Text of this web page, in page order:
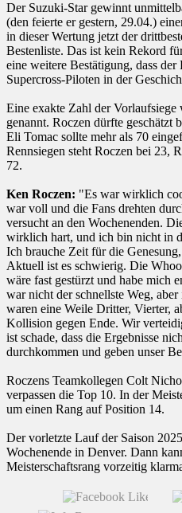
Der Suzuki-Star gewinnt
(den feierte er gestern, 29.04.)
in dieser Wertung jetzt der
Bestenliste. Das ist kein Rekord
eine weitere Bestätigung, dass der
Supercross-Piloten in der
Eine exakte Zahl der
genannt. Roczen dürfte geschätzt
Eli Tomac sollte mehr als 70
Rennsiegen steht Roczen bei 23,
72.
Ken Roczen: "Es war wirklich
war voll und die Fans drehten
versucht an den Wochenenden.
wirklich hart, und ich bin nicht in
Ich brauche Zeit für die
Aktuell ist es schwierig. Die
wäre fast gestürzt und habe mich
war nicht der schnellste Weg,
waren eine Weile Dritter, Vierter,
Kollision gegen Ende. Wir
ist schade, dass die Ergebnisse
durchkommen und geben unser
Roczens Teamkollegen Colt
verpassen die Top 10. In der
um einen Rang auf Position 14.
Der vorletzte Lauf der Saison
Wochenende in Denver. Dann
Meisterschaftsrang vorzeitig